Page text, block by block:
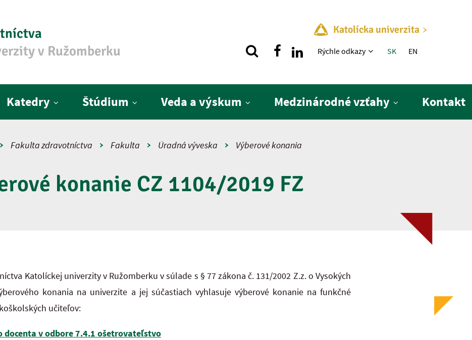
v Ružomberku
Katolícka univerzita
Rýchle menu
Rýchle odkazy SK EN
Katedry Štúdium Veda a výskum Medzinárodné vzťahy Kontakt
Fakulta zdravotníctva Fakulta Úradná výveska Výberové konania
konanie CZ 1104/2019 FZ
Katolíckej univerzity v Ružomberku v súlade s § 77 zákona č. 131/2002 Z.z. o Vysokých
konania na univerzite a jej súčastiach vyhlasuje výberové konanie na funkčné
učiteľov:
docenta v odbore 7.4.1 ošetrovateľstvo